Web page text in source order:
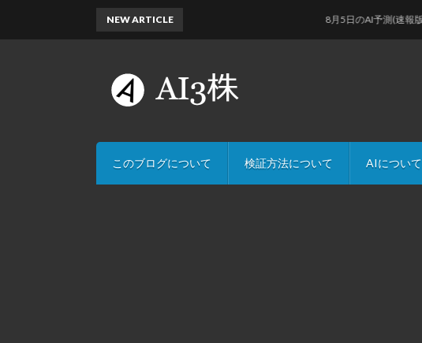
このブログについて 検証方法について AIについて
NEW ARTICLE 8月5日のAI予測(速報版)